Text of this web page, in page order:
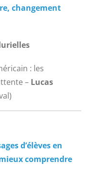
changement
: les
– Lucas
d’élèves en
comprendre